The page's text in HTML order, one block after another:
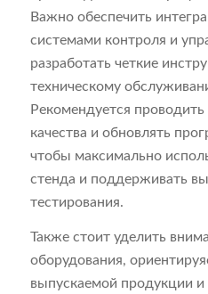
Важно обеспечить
системами контроля и
разработать четкие
техническому
Рекомендуется
качества и обновлять
чтобы максимально
стенда и поддерживать
тестирования.
Также стоит уделить
оборудования,
выпускаемой продукции и